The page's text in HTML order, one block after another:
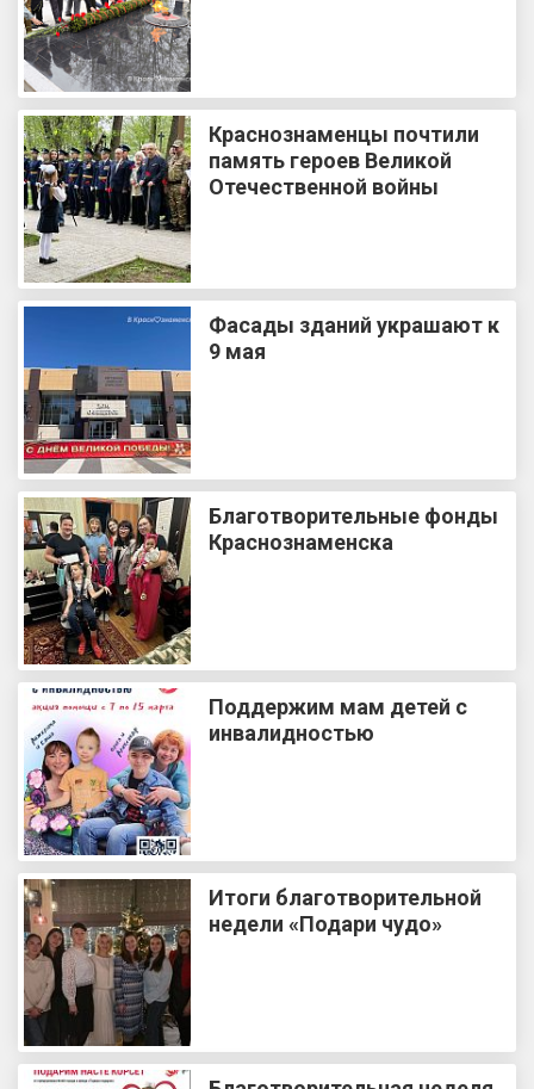
Краснознаменцы почтили
память героев Великой
Отечественной войны
Фасады зданий украшают к
9 мая
Благотворительные фонды
Краснознаменска
Поддержим мам детей с
инвалидностью
Итоги благотворительной
недели «Подари чудо»